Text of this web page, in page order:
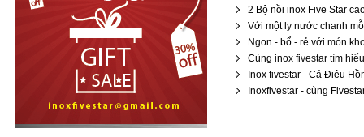
2 Bộ nồi inox Five Star
Với một ly nước chanh
Ngon - bổ - rẻ với món
Cùng inox fivestar tìm
Inox fivestar - Cá Điêu
Inoxfivestar - cùng